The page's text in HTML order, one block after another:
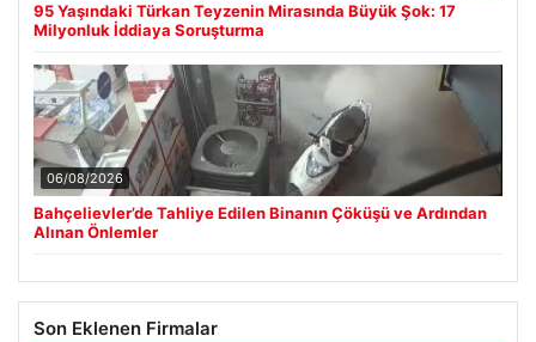
95 Yaşındaki Türkan Teyzenin Mirasında Büyük Şok: 17
Milyonluk İddiaya Soruşturma
06/08/2026
Bahçelievler’de Tahliye Edilen Binanın Çöküşü ve Ardından
Alınan Önlemler
Son Eklenen Firmalar